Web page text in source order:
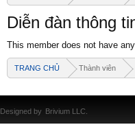
Diễn đàn thông
This member does not have
TRANG CHỦ Thành viên
Designed by Brivium LLC.